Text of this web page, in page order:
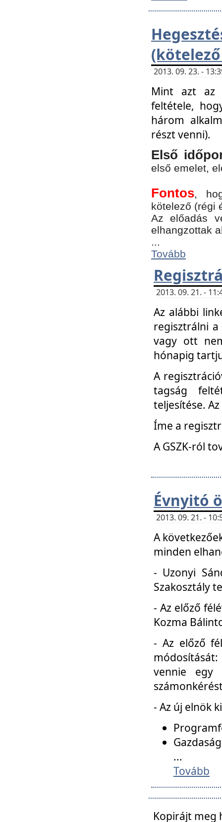
2013. 09. 23. -
Mint azt az
feltétele,
három
részt venni).
Első
első emelet,
Fontos,
kötelező (régi
Az előadás
elhangzottak
...
Tovább
2013. 09. 21. -
Az alábbi
regisztrálni
vagy ott
hónapig
A
tagság
teljesítése.
Íme a
A GSZK-ról
Évnyitó
2013. 09. 21. -
A
minden
- Uzonyi
Szakosztály
- Az előző
Kozma
- Az előző
vennie egy
- Az új elnök
...
Tovább
Kopirájt meg